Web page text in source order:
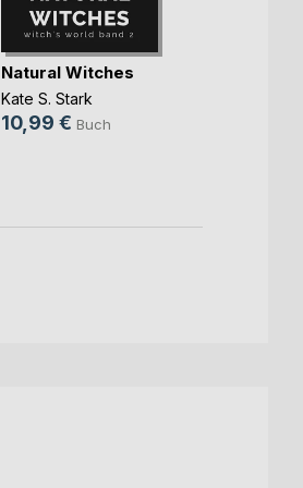
Natural Witches
Kate S. Stark
10,99 € Buch